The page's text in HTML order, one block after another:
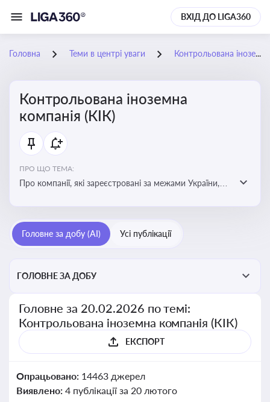
ВХІД ДО LIGA360
Головна Теми в центрі уваги Контрольована іноземна компанія (КІК)
Контрольована іноземна
компанія (КІК)
ПРО ЩО ТЕМА:
Про компанії, які зареєстровані за межами України,
органами України щодо своїх доходів і витрат
Головне за добу (AI) Усі публікації
ГОЛОВНЕ ЗА ДОБУ
Головне за 20.02.2026 по темі:
Контрольована іноземна компанія (КІК)
ЕКСПОРТ
Опрацьовано: 14463 джерел
Виявлено: 4 публікації за 20 лютого